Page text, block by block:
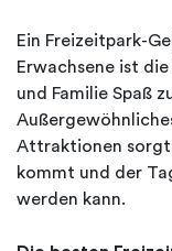
Ein Freizeitpark-
Erwachsene ist
und Familie Spaß
Attraktionen sorgt
kommt und der
werden kann.